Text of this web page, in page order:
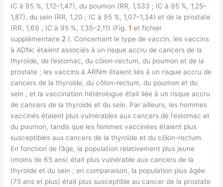
IC à 95 %, 1,12–1,47), du poumon (RR, 1,533 ; IC à 95 %, 1,25–
1,87), du sein (RR, 1,20 ; IC à 95 %, 1,07–1,34) et de la prostate
(RR, 1,69 ; IC à 95 %, 1,35–2,11) (Fig.1 et fichier
supplémentaire 2 ). Concernant le type de vaccin, les vaccins
à ADNc étaient associés à un risque accru de cancers de la
thyroïde, de l’estomac, du côlon-rectum, du poumon et de la
prostate ; les vaccins à ARNm étaient liés à un risque accru de
cancers de la thyroïde, du côlon-rectum, du poumon et du
sein ; et la vaccination hétérologue était liée à un risque accru
de cancers de la thyroïde et du sein. Par ailleurs, les hommes
vaccinés étaient plus vulnérables aux cancers de l’estomac et
du poumon, tandis que les femmes vaccinées étaient plus
susceptibles aux cancers de la thyroïde et du côlon-rectum.
En fonction de l’âge, la population relativement plus jeune
(moins de 65 ans) était plus vulnérable aux cancers de la
thyroïde et du sein ; en comparaison, la population plus âgée
(75 ans et plus) était plus susceptible au cancer de la prostate